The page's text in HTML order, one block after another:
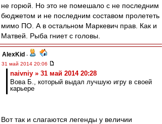
не горюй. Но это не помешало с не последним
бюджетом и не последним составом пролететь
мимо ПО. А в остальном Маркевич прав. Как и
Матвей. Рыба гниет с головы.
AlexKid -
31 май 2014 20:06
naivniy » 31 май 2014 20:28
Вова Б., который выдал лучшую игру в своей
карьере
Вот так и слагаются легенды у величии